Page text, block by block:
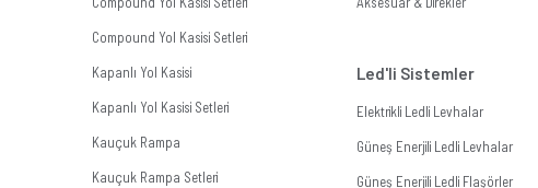
Compound Yol Kasisi Setleri
Kapanlı Yol Kasisi
Kapanlı Yol Kasisi Setleri
Kauçuk Rampa
Kauçuk Rampa Setleri
Led'li Sistemler
Elektrikli Ledli Levhalar
Güneş Enerjili Ledli Levhalar
Güneş Enerjili Ledli Flaşörler